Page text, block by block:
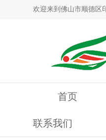
欢迎来到佛山市顺德区
首页
联系我们